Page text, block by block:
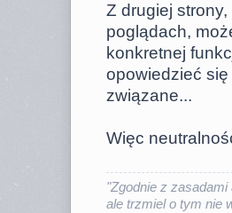
Z drugiej
poglądach,
konkretnej
opowiedzieć
związane...
Więc
"Zgodnie z
ale trzmiel o tym nie